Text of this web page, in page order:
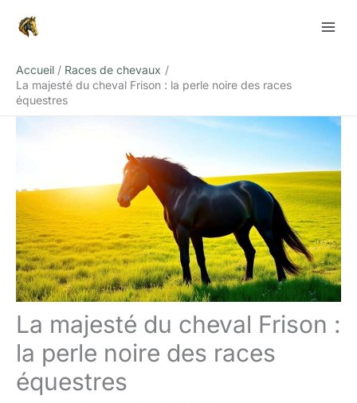
Accueil
Races de chevaux
La majesté du cheval Frison : la perle noire des races
équestres
La majesté du cheval Frison :
la perle noire des races
équestres